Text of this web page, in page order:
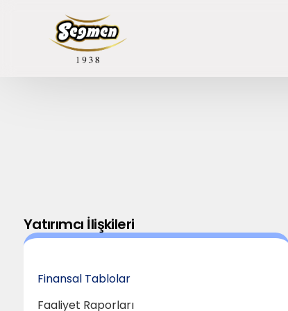
Tahin Pekmez
Yatırımcı İlişkileri
Finansal Tablolar
Faaliyet Raporları